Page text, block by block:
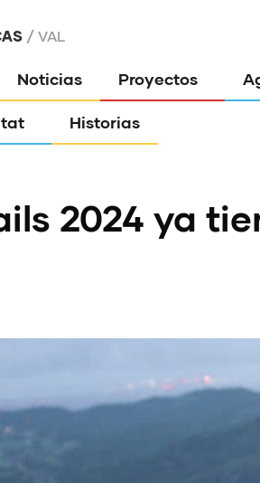
VAL
Noticias Proyectos
Historias
2024 ya